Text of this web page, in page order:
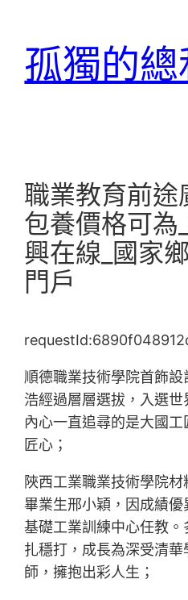
孤獨的總
職業教育前途
包養價格可為
興在線_國家
門戶
順德職業技術學院首飾
浩經過層層選拔，入選
內心一直追尋的是大國
匠心；
陜西工業職業技術學院
畢業生邢小穎，因成績
基礎工業訓練中心任教。
扎穩打，成長為深受清華
師，擁抱出彩人生；